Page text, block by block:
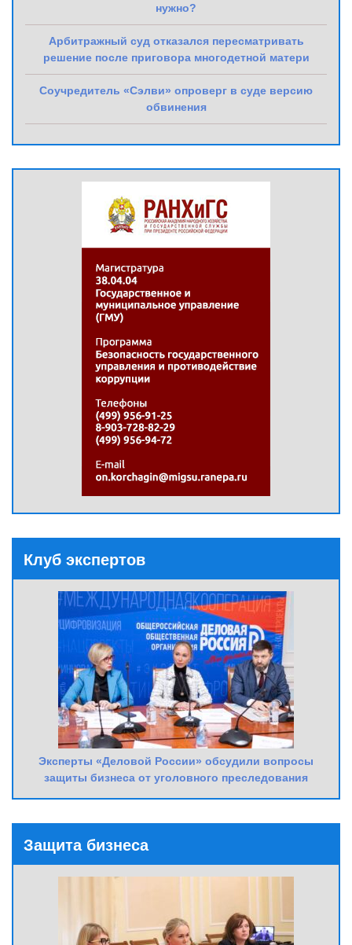
нужно?
Арбитражный суд отказался пересматривать
решение после приговора многодетной матери
Соучредитель «Сэлви» опроверг в суде версию
обвинения
Клуб экспертов
Эксперты «Деловой России» обсудили вопросы
защиты бизнеса от уголовного преследования
Защита бизнеса